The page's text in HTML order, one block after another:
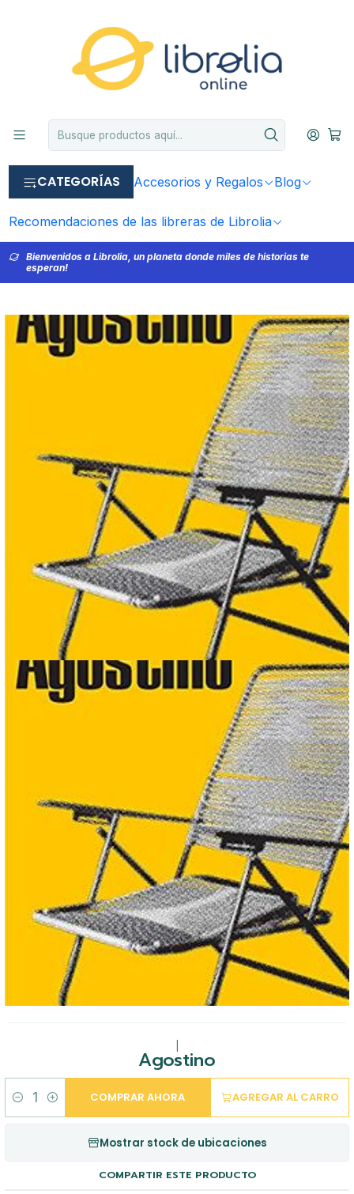
CATEGORÍAS Accesorios y Regalos Blog
Recomendaciones de las libreras de Librolia
Bienvenidos a Librolia, un planeta donde miles de historias te
esperan!
Agostino
Cantidad
AGREGAR AL CARRO
COMPRAR AHORA
Mostrar stock de ubicaciones
COMPARTIR ESTE PRODUCTO